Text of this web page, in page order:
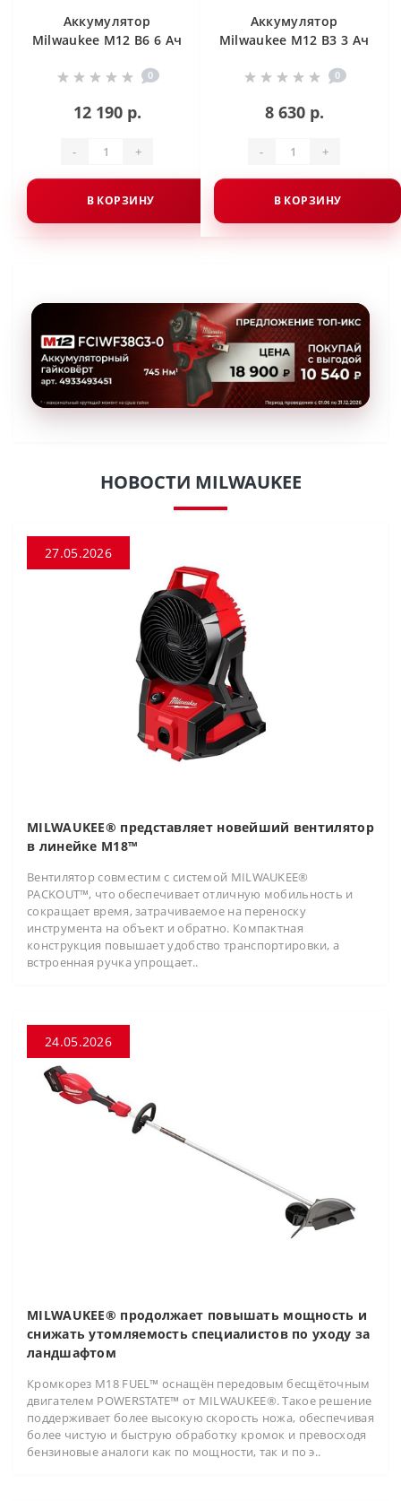
Аккумулятор
Milwaukee M12 B6 6 Ач
0
12 190 р.
- +
В КОРЗИНУ
Аккумулятор
Milwaukee M12 B3 3 Ач
0
8 630 р.
- +
В КОРЗИНУ
НОВОСТИ MILWAUKEE
27.05.2026
MILWAUKEE® представляет новейший вентилятор
в линейке M18™
Вентилятор совместим с системой MILWAUKEE®
PACKOUT™, что обеспечивает отличную мобильность и
сокращает время, затрачиваемое на переноску
инструмента на объект и обратно. Компактная
конструкция повышает удобство транспортировки, а
встроенная ручка упрощает..
24.05.2026
MILWAUKEE® продолжает повышать мощность и
снижать утомляемость специалистов по уходу за
ландшафтом
Кромкорез M18 FUEL™ оснащён передовым бесщёточным
двигателем POWERSTATE™ от MILWAUKEE®. Такое решение
поддерживает более высокую скорость ножа, обеспечивая
более чистую и быструю обработку кромок и превосходя
бензиновые аналоги как по мощности, так и по э..